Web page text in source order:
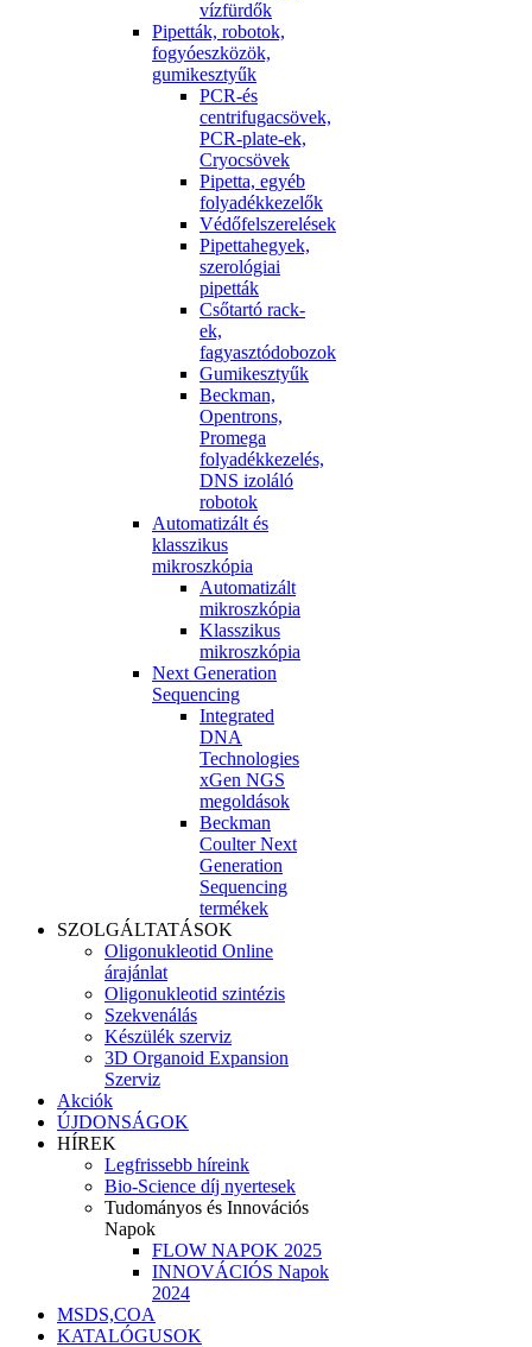
vízfürdők
Pipetták, robotok,
fogyóeszközök,
gumikesztyűk
PCR-és
centrifugacsövek,
PCR-plate-ek,
Cryocsövek
Pipetta, egyéb
folyadékkezelők
Védőfelszerelések
Pipettahegyek,
szerológiai
pipetták
Csőtartó rack-
ek,
fagyasztódobozok
Gumikesztyűk
Beckman,
Opentrons,
Promega
folyadékkezelés,
DNS izoláló
robotok
Automatizált és
klasszikus
mikroszkópia
Automatizált
mikroszkópia
Klasszikus
mikroszkópia
Next Generation
Sequencing
Integrated
DNA
Technologies
xGen NGS
megoldások
Beckman
Coulter Next
Generation
Sequencing
termékek
SZOLGÁLTATÁSOK
Oligonukleotid Online
árajánlat
Oligonukleotid szintézis
Szekvenálás
Készülék szerviz
3D Organoid Expansion
Szerviz
Akciók
ÚJDONSÁGOK
HÍREK
Legfrissebb híreink
Bio-Science díj nyertesek
Tudományos és Innovációs
Napok
FLOW NAPOK 2025
INNOVÁCIÓS Napok
2024
MSDS,COA
KATALÓGUSOK